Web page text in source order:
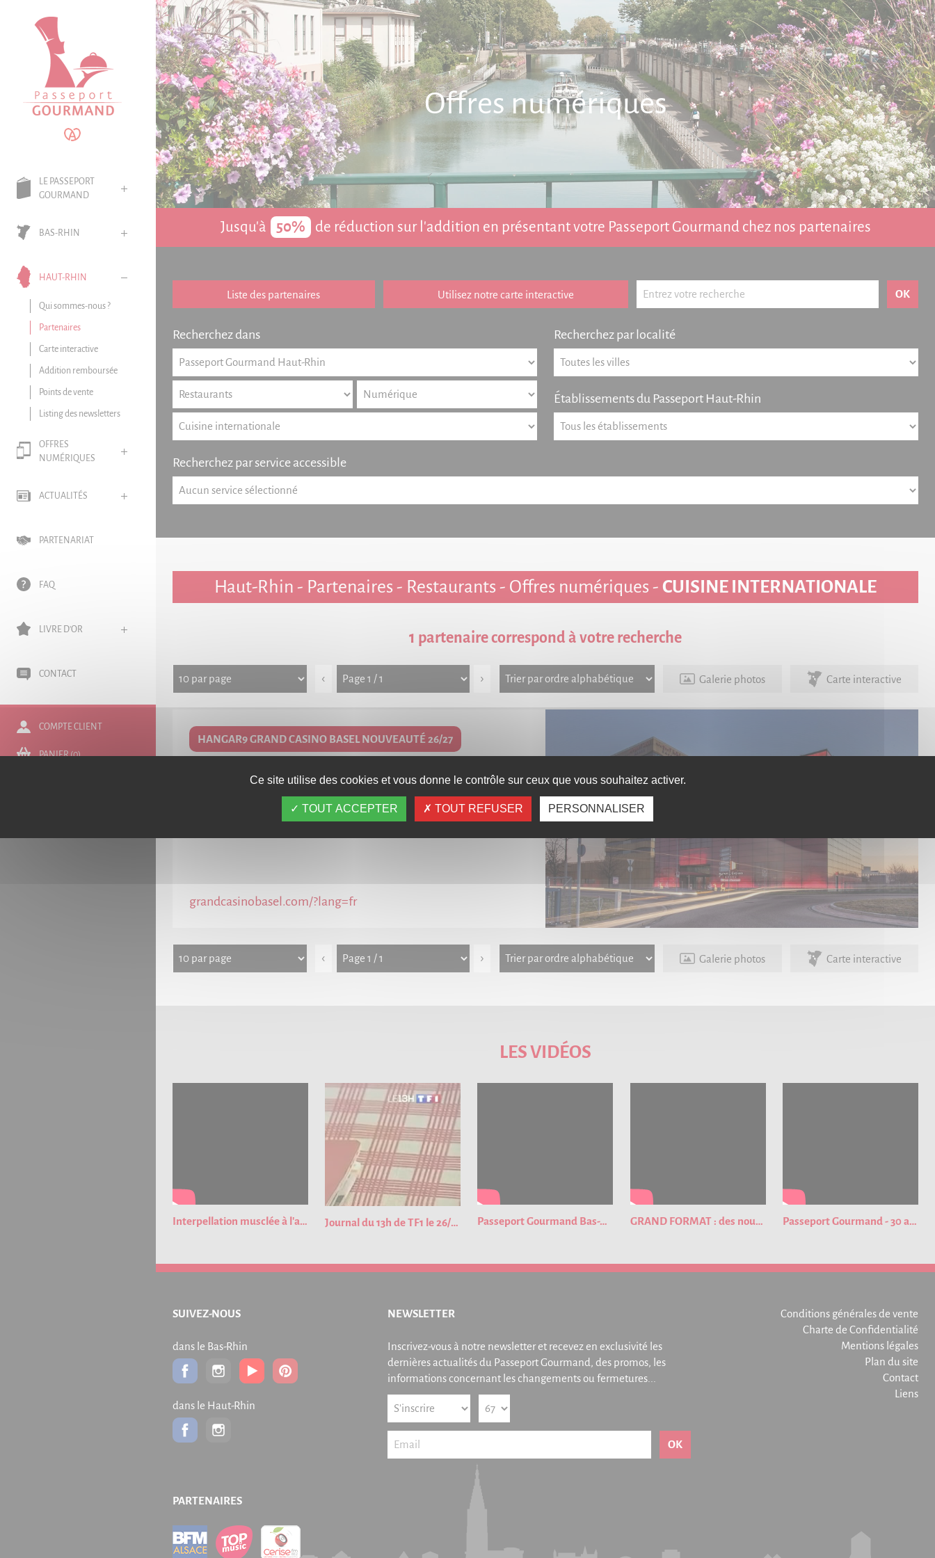
LE PASSEPORT
GOURMAND
BAS-RHIN
HAUT-RHIN
Qui sommes-nous ?
Partenaires
Carte interactive
Addition remboursée
Points de vente
Listing des newsletters
OFFRES
NUMÉRIQUES
ACTUALITÉS
PARTENARIAT
FAQ
LIVRE D'OR
CONTACT
COMPTE CLIENT
PANIER (0)
Offres numériques
Jusqu'à 50% de réduction sur l'addition en présentant votre Passeport Gourmand chez nos partenaires
Liste des partenaires Utilisez notre carte interactive
Recherchez dans Recherchez par localité
Établissements du Passeport Haut-Rhin
Recherchez par service accessible
Haut-Rhin - Partenaires - Restaurants - Offres numériques - CUISINE INTERNATIONALE
1 partenaire correspond à votre recherche
‹ › Galerie photos Carte interactive
HANGAR9 GRAND CASINO BASEL NOUVEAUTÉ 26/27
Flughafenstrasse 225
BASEL, SUISSE
grandcasinobasel.com/?lang=fr
‹ › Galerie photos Carte interactive
LES VIDÉOS
Interpellation musclée à l'aéroport de Strasbourg ! Journal du 13h de TF1 le 26/01/2023 Passeport Gourmand Bas-Rhin 2023 GRAND FORMAT : des nouveautés pour cette nouvelle édition du Passeport Gourmand ! Passeport Gourmand - 30 ans de bons plans
SUIVEZ-NOUS
dans le Bas-Rhin
dans le Haut-Rhin
NEWSLETTER
Inscrivez-vous à notre newsletter et recevez en exclusivité les
dernières actualités du Passeport Gourmand, des promos, les
informations concernant les changements ou fermetures...
OK
PARTENAIRES
Conditions générales de vente
Charte de Confidentialité
Mentions légales
Plan du site
Contact
Liens
Panneau de gestion des cookies
Ce site utilise des cookies et vous donne le contrôle sur ceux que vous souhaitez activer.
TOUT ACCEPTER TOUT REFUSER PERSONNALISER